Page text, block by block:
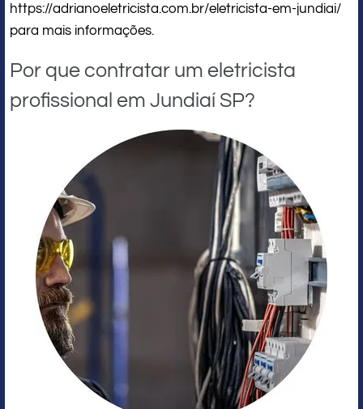
https://adrianoeletricista.com.br/eletricista-em-jundiai/
para mais informações.
Por que contratar um eletricista
profissional em Jundiaí SP?